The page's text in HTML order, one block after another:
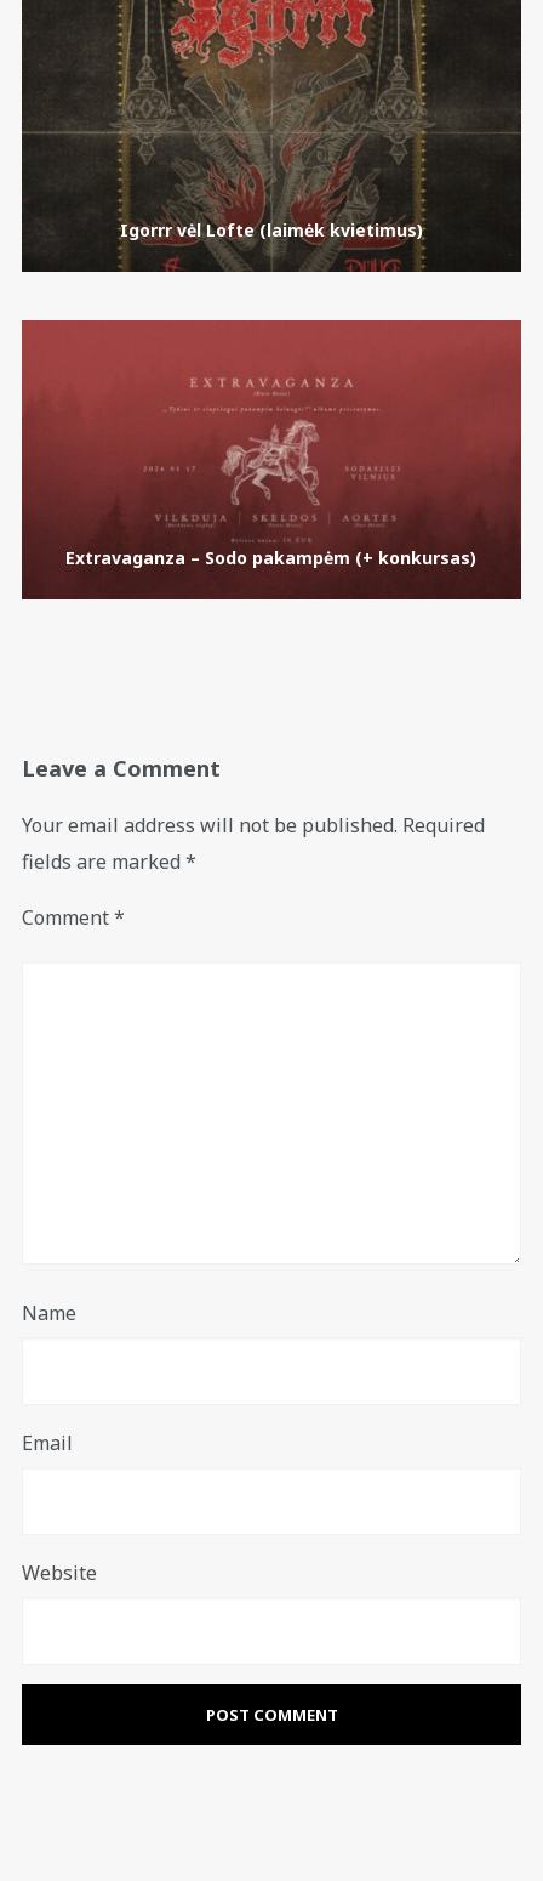
Igorrr vėl Lofte (laimėk kvietimus)
Extravaganza – Sodo pakampėm (+ konkursas)
Leave a Comment
Your email address will not be published. Required
fields are marked *
Comment*
Name
Email
Website